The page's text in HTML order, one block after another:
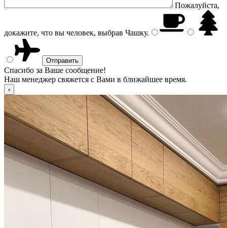
Пожалуйста,
докажите, что вы человек, выбрав Чашку.
Спасибо за Ваше сообщение!
Наш менеджер свяжется с Вами в ближайшее время.